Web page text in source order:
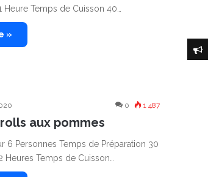
Heure Temps de Cuisson 40…
»
0 1 487
aux pommes
6 Personnes Temps de Préparation 30
Heures Temps de Cuisson…